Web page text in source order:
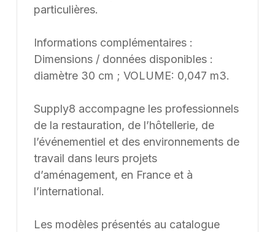
particulières.
Informations complémentaires :
Dimensions / données disponibles :
diamètre 30 cm ; VOLUME: 0,047 m3.
Supply8 accompagne les professionnels
de la restauration, de l’hôtellerie, de
l’événementiel et des environnements de
travail dans leurs projets
d’aménagement, en France et à
l’international.
Les modèles présentés au catalogue